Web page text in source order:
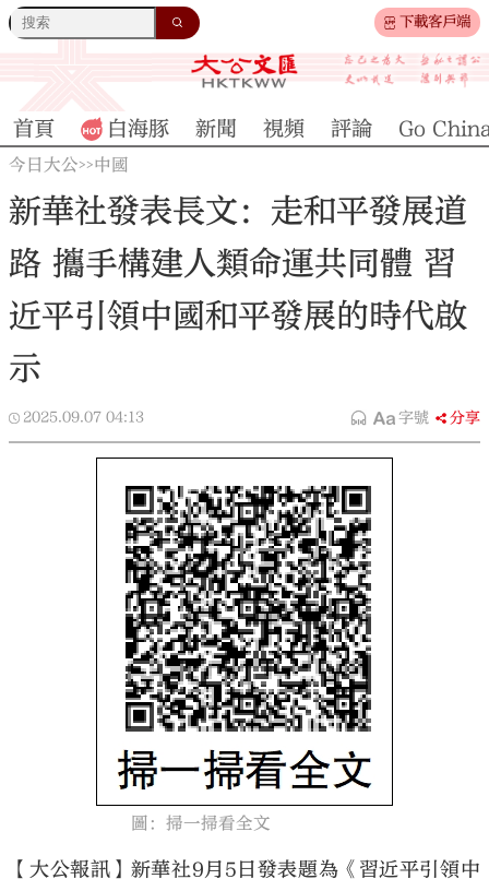
下載客戶端
大公文匯
首頁 白海豚 新聞 視頻 評論 Go
今日大公>>中國
新華社發表長文：走和平發展道
路 攜手構建人類命運共同體 習
近平引領中國和平發展的時代啟
示
2025.09.07 04:13 字號 分享
圖：掃一掃看全文
【大公報訊】新華社9月5日發表題為《習近平引領中